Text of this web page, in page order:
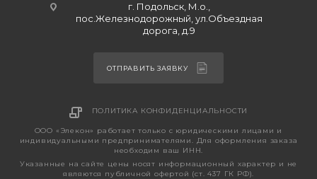
г. Подольск, М.о.,
пос.Железнодорожный, ул.Объездная
дорога, д.9
ОТПРАВИТЬ ЗАЯВКУ
ПОЛИТИКА КОНФИДЕНЦИАЛЬНОСТИ
ООО «Элекон» работает только с юридическими лицами и
индивидуальными предпринимателями. Для оформления заказа
необходим ваш ИНН.
Указанные на сайте цены носят информационный характер и не
являются публичной офертой (ст. 437 ГК РФ).